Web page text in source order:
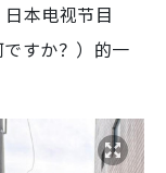
本电视节目
すか？）的一